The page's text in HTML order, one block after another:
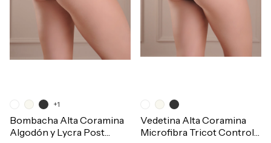
Bombacha Alta Coramina
Algodón y Lycra Post
+1
Vedetina Alta Coramina
Microfibra Tricot Control